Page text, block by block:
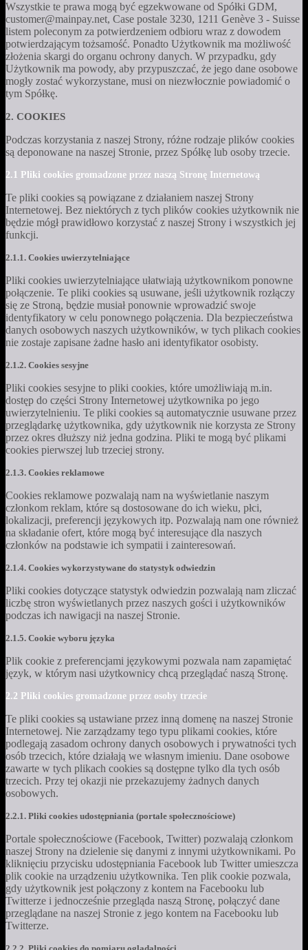
Wszystkie te prawa mogą być egzekwowane od Spółki GDM,
customer@mainpay.net, Case postale 3230, 1211 Genève 3 - Suisse
listem poleconym za potwierdzeniem odbioru wraz z dowodem
potwierdzającym tożsamość. Ponadto Użytkownik ma możliwość
złożenia skargi do organu ochrony danych. W przypadku, gdy
Użytkownik ma powody, aby przypuszczać, że jego dane osobowe
mogły zostać wykorzystane, musi on niezwłocznie powiadomić o
tym Spółkę.
2. COOKIES
Podczas korzystania z naszej Strony, różne rodzaje plików cookies
są deponowane na naszej Stronie, przez Spółkę lub osoby trzecie.
2.1 Pliki cookies gromadzone przez naszą Stronę Internetową
Te pliki cookies są powiązane z działaniem naszej Strony
Internetowej. Bez niektórych z tych plików cookies użytkownik nie
będzie mógł prawidłowo korzystać z naszej Strony i wszystkich jej
funkcji.
2.1.1. Cookies uwierzytelniające
Pliki cookies uwierzytelniające ułatwiają użytkownikom ponowne
połączenie. Te pliki cookies są usuwane, jeśli użytkownik rozłączy
się ze Stroną, będzie musiał ponownie wprowadzić swoje
identyfikatory w celu ponownego połączenia. Dla bezpieczeństwa
danych osobowych naszych użytkowników, w tych plikach cookies
nie zostaje zapisane żadne hasło ani identyfikator osobisty.
2.1.2. Cookies sesyjne
Pliki cookies sesyjne to pliki cookies, które umożliwiają m.in.
dostęp do części Strony Internetowej użytkownika po jego
uwierzytelnieniu. Te pliki cookies są automatycznie usuwane przez
przeglądarkę użytkownika, gdy użytkownik nie korzysta ze Strony
przez okres dłuższy niż jedna godzina. Pliki te mogą być plikami
cookies pierwszej lub trzeciej strony.
2.1.3. Cookies reklamowe
Cookies reklamowe pozwalają nam na wyświetlanie naszym
członkom reklam, które są dostosowane do ich wieku, płci,
lokalizacji, preferencji językowych itp. Pozwalają nam one również
na składanie ofert, które mogą być interesujące dla naszych
członków na podstawie ich sympatii i zainteresowań.
2.1.4. Cookies wykorzystywane do statystyk odwiedzin
Pliki cookies dotyczące statystyk odwiedzin pozwalają nam zliczać
liczbę stron wyświetlanych przez naszych gości i użytkowników
podczas ich nawigacji na naszej Stronie.
2.1.5. Cookie wyboru języka
Plik cookie z preferencjami językowymi pozwala nam zapamiętać
język, w którym nasi użytkownicy chcą przeglądać naszą Stronę.
2.2 Pliki cookies gromadzone przez osoby trzecie
Te pliki cookies są ustawiane przez inną domenę na naszej Stronie
Internetowej. Nie zarządzamy tego typu plikami cookies, które
podlegają zasadom ochrony danych osobowych i prywatności tych
osób trzecich, które działają we własnym imieniu. Dane osobowe
zawarte w tych plikach cookies są dostępne tylko dla tych osób
trzecich. Przy tej okazji nie przekazujemy żadnych danych
osobowych.
2.2.1. Pliki cookies udostępniania (portale społecznościowe)
Portale społecznościowe (Facebook, Twitter) pozwalają członkom
naszej Strony na dzielenie się danymi z innymi użytkownikami. Po
kliknięciu przycisku udostępniania Facebook lub Twitter umieszcza
plik cookie na urządzeniu użytkownika. Ten plik cookie pozwala,
gdy użytkownik jest połączony z kontem na Facebooku lub
Twitterze i jednocześnie przegląda naszą Stronę, połączyć dane
przeglądane na naszej Stronie z jego kontem na Facebooku lub
Twitterze.